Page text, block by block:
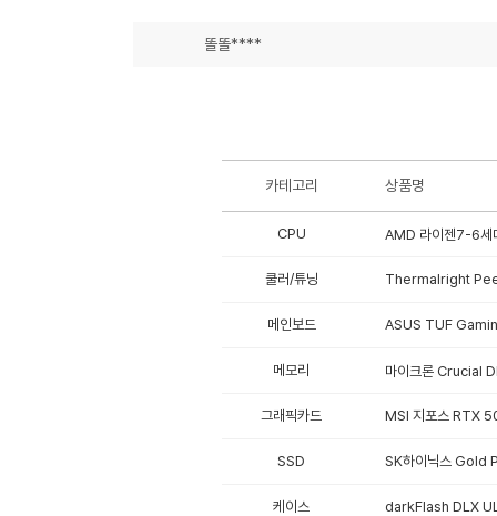
똘똘****
카테고리 상품명
CPU AMD 라이젠7-6세
쿨러/튜닝 Thermalright
메인보드 ASUS TUF
메모리 마이크론 Crucial
그래픽카드 MSI 지포스 RTX
SSD SK하이닉스 Gold
케이스 darkFlash DLX